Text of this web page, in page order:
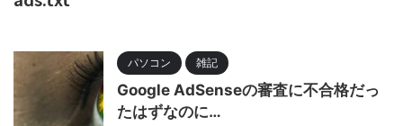
パソコン 雑記
Google AdSenseの審査に不合格だっ
たはずなのに…